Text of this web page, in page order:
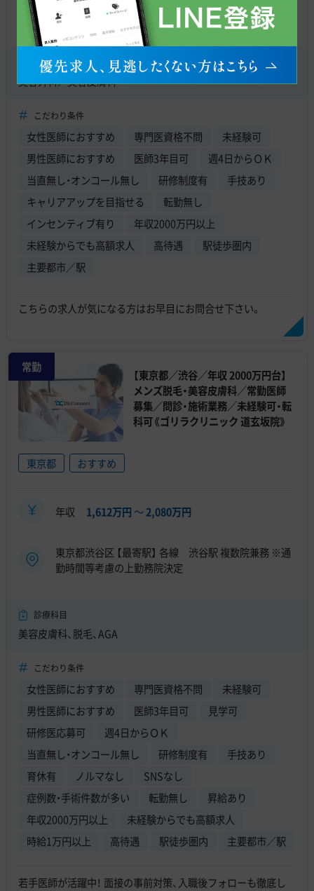
東京都新宿区 【最寄駅】 東京メトロ 新宿三丁目駅
診療科目
美容外科／美容皮膚科
こだわり条件
女性医師におすすめ 専門医資格不問
未経験可
男性医師におすすめ
医師3年目可
週4日からＯＫ
当直無し・オンコール無し
研修制度有
手技あり
キャリアアップを目指せる
転勤無し
インセンティブ有り
年収2000万円以上
未経験からでも高額求人
高待遇
駅徒歩圏内
主要都市／駅
こちらの求人が気になる方はお早目にお問合せ下さい。
常勤
【東京都／渋谷／年収 2000万円台】
メンズ脱毛・美容皮膚科／常勤医師
募集／問診・施術業務／未経験可・転
科可《ゴリラクリニック 道玄坂院》
東京都 おすすめ
年収 1,612万円 〜2,080万円
東京都渋谷区 【最寄駅】 各線 渋谷駅 複数院兼務 ※通
勤時間等考慮の上勤務院決定
診療科目
美容皮膚科、脱毛、AGA
こだわり条件
女性医師におすすめ 専門医資格不問
未経験可
男性医師におすすめ
医師3年目可
見学可
研修医応募可
週4日からＯＫ
当直無し・オンコール無し
研修制度有
手技あり
育休有
ノルマなし
SNSなし
症例数・手術件数が多い
転勤無し
昇給あり
年収2000万円以上
未経験からでも高額求人
時給1万円以上
高待遇 駅徒歩圏内 主要都市／駅
若手医師が活躍中！ 面接の事前対策、入職後フォローも徹底し